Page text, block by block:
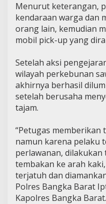
Menurut keterangan,
kendaraan warga dan
orang lain, kemudian
mobil pick-up yang
Setelah aksi
wilayah perkebunan
akhirnya berhasil
setelah berusaha
tajam.
“Petugas
namun karena pelaku
perlawanan,
tembakan ke arah
terjatuh dan
Polres Bangka Barat
Kapolres Bangka Barat.